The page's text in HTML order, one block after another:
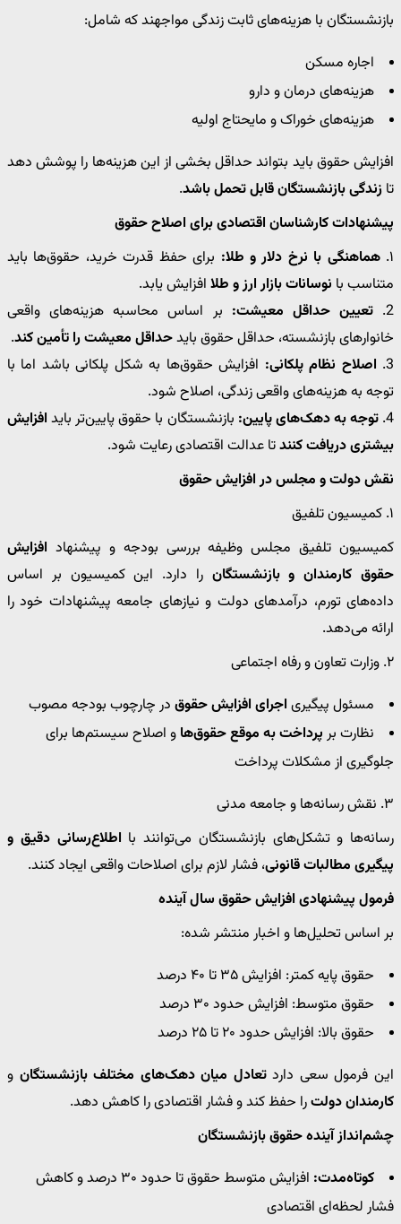
بازنشستگان با هزینه‌های ثابت زندگی مواجهند که شامل:
اجاره مسکن
هزینه‌های درمان و دارو
هزینه‌های خوراک و مایحتاج اولیه
افزایش حقوق باید بتواند حداقل بخشی از این هزینه‌ها را پوشش دهد
تا زندگی بازنشستگان قابل تحمل باشد.
پیشنهادات کارشناسان اقتصادی برای اصلاح حقوق
۱. هماهنگی با نرخ دلار و طلا: برای حفظ قدرت خرید، حقوق‌ها باید
متناسب با نوسانات بازار ارز و طلا افزایش یابد.
2. تعیین حداقل معیشت: بر اساس محاسبه هزینه‌های واقعی
خانوارهای بازنشسته، حداقل حقوق بایدحداقل معیشت را تأمین کند.
3. اصلاح نظام پلکانی: افزایش حقوق‌ها به شکل پلکانی باشد اما با
توجه به هزینه‌های واقعی زندگی، اصلاح شود.
4. توجه به دهک‌های پایین: بازنشستگان با حقوق پایین‌تر باید افزایش
بیشتری دریافت کنندتا عدالت اقتصادی رعایت شود.
نقش دولت و مجلس در افزایش حقوق
۱. کمیسیون تلفیق
کمیسیون تلفیق مجلس وظیفه بررسی بودجه و پیشنهاد افزایش
حقوق کارمندان و بازنشستگان را دارد. این کمیسیون بر اساس
داده‌های تورم، درآمدهای دولت و نیازهای جامعه پیشنهادات خود را
ارائه می‌دهد.
۲. وزارت تعاون و رفاه اجتماعی
مسئول پیگیری اجرای افزایش حقوق در چارچوب بودجه مصوب
نظارت بر پرداخت به موقع حقوق‌ها و اصلاح سیستم‌ها برای
جلوگیری از مشکلات پرداخت
۳. نقش رسانه‌ها و جامعه مدنی
رسانه‌ها و تشکل‌های بازنشستگان می‌توانند با اطلاع‌رسانی دقیق و
پیگیری مطالبات قانونی، فشار لازم برای اصلاحات واقعی ایجاد کنند.
فرمول پیشنهادی افزایش حقوق سال آینده
بر اساس تحلیل‌ها و اخبار منتشر شده:
حقوق پایه کمتر: افزایش ۳۵ تا ۴۰ درصد
حقوق متوسط: افزایش حدود ۳۰ درصد
حقوق بالا: افزایش حدود ۲۰ تا ۲۵ درصد
این فرمول سعی داردتعادل میان دهک‌های مختلف بازنشستگان و
کارمندان دولترا حفظ کند و فشار اقتصادی را کاهش دهد.
چشم‌انداز آینده حقوق بازنشستگان
کوتاه‌مدت:
افزایش متوسط حقوق تا حدود ۳۰ درصد و کاهش
فشار لحظه‌ای اقتصادی